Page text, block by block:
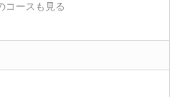
ッスン×50分/ホームステイ ※要学